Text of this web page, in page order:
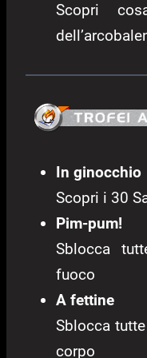
Scopri
In ginocchio
Scopri i 30
Pim-pum!
Sblocca
fuoco
A fettine
Sblocca
corpo